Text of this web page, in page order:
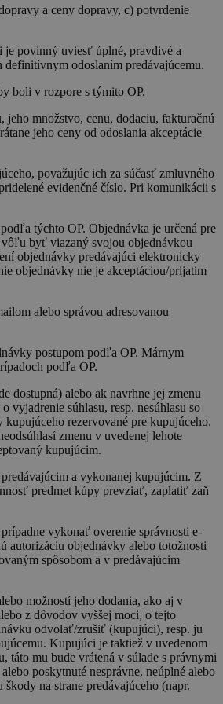
a ceny dopravy, c) potvrdenie
povinný uviesť úplné, pravdivé a
odoslaním predávajúcemu.
boli v rozpore s týmito OP.
jeho množstvo, cenu, dodaciu, fakturačnú
jeho ceny od odoslania akceptácie
považujúc ich za súčasť zmluvného
evidenčné číslo. Pri komunikácii s
týchto OP. Objednávka je určená pre
vôľu byť viazaný svojou objednávkou
objednávky predávajúci elektronicky
objednávky nie je akceptáciou/prijatím
alebo správou adresovanou
postupom podľa OP. Márnym
podľa OP.
dostupná) alebo ak navrhne jej zmenu
vyjadrenie súhlasu, resp. nesúhlasu so
rezervované pre kupujúceho.
zmenu v uvedenej lehote
kupujúcim.
a vykonanej kupujúcim. Z
predmet kúpy prevziať, zaplatiť zaň
vykonať overenie správnosti e-
autorizáciu objednávky alebo totožnosti
spôsobom a v predávajúcim
možností jeho dodania, ako aj v
z dôvodov vyššej moci, o tejto
odvolať/zrušiť (kupujúci), resp. ju
Kupujúci je taktiež v uvedenom
mu bude vrátená v súlade s právnymi
poskytnuté nesprávne, neúplné alebo
na strane predávajúceho (napr.